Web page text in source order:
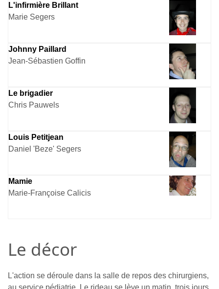
L'infirmière Brillant
Marie Segers
Johnny Paillard
Jean-Sébastien Goffin
Le brigadier
Chris Pauwels
Louis Petitjean
Daniel 'Beze' Segers
Mamie
Marie-Françoise Calicis
Le décor
L'action se déroule dans la salle de repos des chirurgiens,
au service pédiatrie. Le rideau se lève un matin, trois jours